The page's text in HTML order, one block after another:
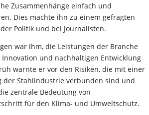
Zusammenhänge einfach und
Dies machte ihn zu einem gefragten
Politik und bei Journalisten.
war ihm, die Leistungen der Branche
und nachhaltigen Entwicklung
warnte er vor den Risiken, die mit einer
der Stahlindustrie verbunden sind und
zentrale Bedeutung von
für den Klima- und Umweltschutz.